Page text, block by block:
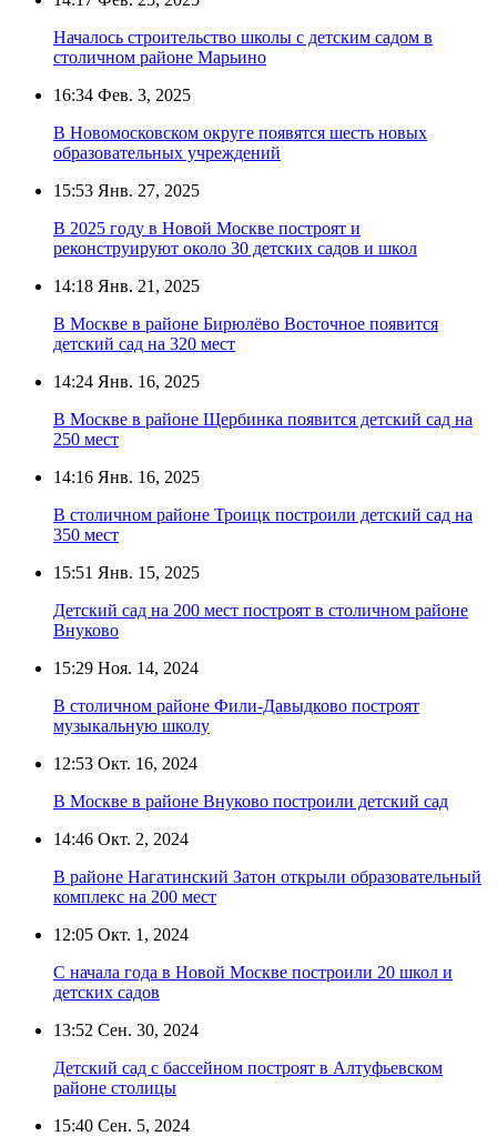
Началось строительство школы с детским садом в
столичном районе Марьино
16:34 Фев. 3, 2025
В Новомосковском округе появятся шесть новых
образовательных учреждений
15:53 Янв. 27, 2025
В 2025 году в Новой Москве построят и
реконструируют около 30 детских садов и школ
14:18 Янв. 21, 2025
В Москве в районе Бирюлёво Восточное появится
детский сад на 320 мест
14:24 Янв. 16, 2025
В Москве в районе Щербинка появится детский сад на
250 мест
14:16 Янв. 16, 2025
В столичном районе Троицк построили детский сад на
350 мест
15:51 Янв. 15, 2025
Детский сад на 200 мест построят в столичном районе
Внуково
15:29 Ноя. 14, 2024
В столичном районе Фили-Давыдково построят
музыкальную школу
12:53 Окт. 16, 2024
В Москве в районе Внуково построили детский сад
14:46 Окт. 2, 2024
В районе Нагатинский Затон открыли образовательный
комплекс на 200 мест
12:05 Окт. 1, 2024
С начала года в Новой Москве построили 20 школ и
детских садов
13:52 Сен. 30, 2024
Детский сад с бассейном построят в Алтуфьевском
районе столицы
15:40 Сен. 5, 2024